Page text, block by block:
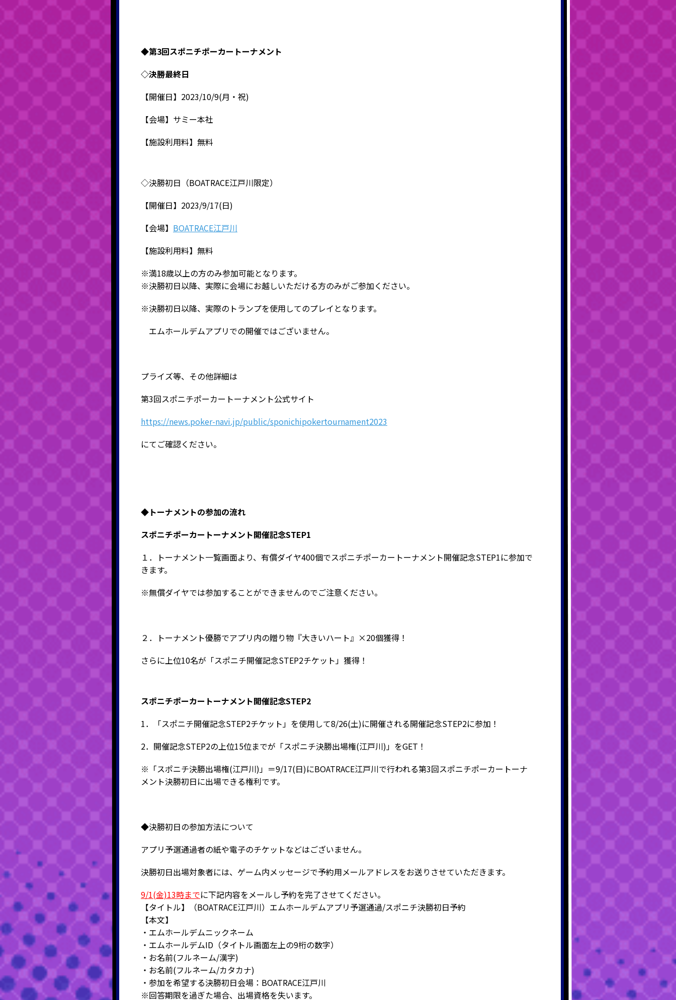
◆第3回スポニチポーカートーナメント
◇決勝最終日
【開催日】 2023/10/9(月・祝)
【会場】サミー本社
【施設利用料】無料
◇決勝初日（BOATRACE江戸川限定）
【開催日】 2023/9/17(日)
【会場】 BOATRACE江戸川
【施設利用料】無料
※満18歳以上の方のみ参加可能となります。
※決勝初日以降、実際に会場にお越しいただける方のみがご参加ください。
※決勝初日以降、実際のトランプを使用してのプレイとなります。
エムホールデムアプリでの開催ではございません。
プライズ等、その他詳細は
第3回スポニチポーカートーナメント公式サイト
https://news.poker-navi.jp/public/sponichipokertournament2023
にてご確認ください。
◆トーナメントの参加の流れ
スポニチポーカートーナメント開催記念STEP1
１．トーナメント一覧画面より、有償ダイヤ400個でスポニチポーカートーナメント開催記念STEP1に参加で
きます。
※無償ダイヤでは参加することができませんのでご注意ください。
２．トーナメント優勝でアプリ内の贈り物『大きいハート』×20個獲得！
さらに上位10名が「スポニチ開催記念STEP2チケット」獲得！
スポニチポーカートーナメント開催記念STEP2
1．「スポニチ開催記念STEP2チケット」を使用して8/26(土)に開催される開催記念STEP2に参加！
2．開催記念STEP2の上位15位までが「スポニチ決勝出場権(江戸川)」をGET！
※「スポニチ決勝出場権(江戸川)」＝9/17(日)にBOATRACE江戸川で行われる第3回スポニチポーカートーナ
メント決勝初日に出場できる権利です。
◆決勝初日の参加方法について
アプリ予選通過者の紙や電子のチケットなどはございません。
決勝初日出場対象者には、ゲーム内メッセージで予約用メールアドレスをお送りさせていただきます。
9/1(金)13時までに下記内容をメールし予約を完了させてください。
【タイトル】（BOATRACE江戸川）エムホールデムアプリ予選通過/スポニチ決勝初日予約
【本文】
・エムホールデムニックネーム
・エムホールデムID（タイトル画面左上の9桁の数字）
・お名前(フルネーム/漢字)
・お名前(フルネーム/カタカナ)
・参加を希望する決勝初日会場：BOATRACE江戸川
※回答期限を過ぎた場合、出場資格を失います。